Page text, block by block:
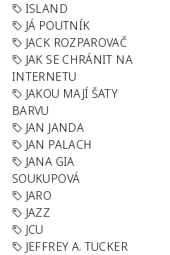
ISLAND
JÁ POUTNÍK
JACK ROZPAROVAČ
JAK SE CHRÁNIT NA
INTERNETU
JAKOU MAJÍ ŠATY
BARVU
JAN JANDA
JAN PALACH
JANA GIA
SOUKUPOVÁ
JARO
JAZZ
JCU
JEFFREY A. TUCKER